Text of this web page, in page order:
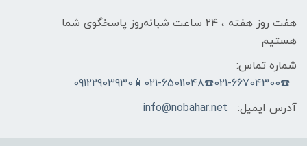
هفت روز هفته ، ۲۴ ساعت شبانه‌روز پاسخگوی شما
هستیم
شماره تماس:
☎️021-66704300☎️021-65011048📱09122903930
آدرس ایمیل:
info@nobahar.net